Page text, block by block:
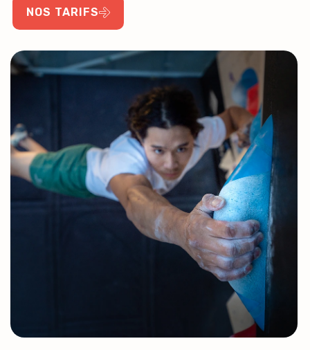
NOS TARIFS